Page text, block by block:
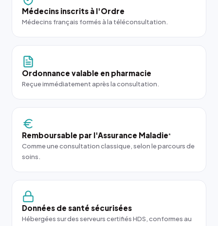
Médecins inscrits à l'Ordre
Médecins français formés à la téléconsultation.
Ordonnance valable en pharmacie
Reçue immédiatement après la consultation.
Remboursable par l'Assurance Maladie*
Comme une consultation classique, selon le parcours de
soins.
Données de santé sécurisées
Hébergées sur des serveurs certifiés HDS, conformes au